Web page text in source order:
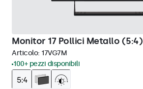
Monitor 17 Pollici Metallo (5:4)
Articolo: 17VG7M
100+ pezzi disponibili